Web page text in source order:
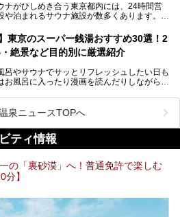
ナがひしめき合う東京都内には、24時間営
や泊まれるサウナ施設が数多くあります。
る「サ旅」や自分へのご褒美のための宿泊な
なタイミングで好きなだけサ活ができるのが
専用施設だけでなく、カップルや女性に嬉し
増えてきました。
めしたい施設14選をご紹介します。
い。
東京のスーパー銭湯おすすめ30選！2
絶景など目的別に厳選紹介
呂やサウナでサッとリフレッシュしたい日も
お風呂に入ったり漫画を読んだりしながら一
してしまい、「このまま朝までゆっくりでき
」と探した経験がある人も多いのではないで
は、東京でおすすめのスーパー銭湯を、目的
泊できる施設や、1,000円以下で楽しめる安
や休日レジャーにもぴったりなエンタメ要素
など、利用のシーンに合わせて参考にしてく
泉ニュースTOPへ
ティ情報
の「裏砂漠」へ！普通免許で楽しむ
】